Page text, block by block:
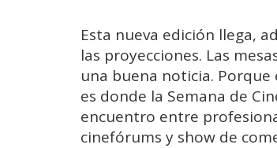
Esta nueva edición llega,
las proyecciones. Las
una buena noticia. Porque
es donde la Semana de
encuentro entre
cinefórums y show de